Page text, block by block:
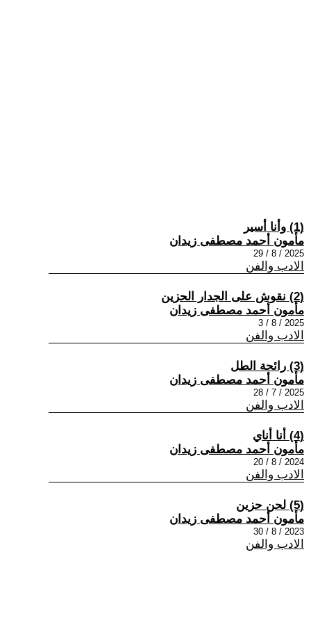
(1) وأنا أسير
مأمون أحمد مصطفى زيدان
2025 / 8 / 29
الادب والفن
(2) نقوش على الجدار الحزين
مأمون أحمد مصطفى زيدان
2025 / 8 / 3
الادب والفن
(3) رائحة الطل
مأمون أحمد مصطفى زيدان
2025 / 7 / 28
الادب والفن
(4) أنا أناي
مأمون أحمد مصطفى زيدان
2024 / 8 / 20
الادب والفن
(5) لحن حزين
مأمون أحمد مصطفى زيدان
2023 / 8 / 30
الادب والفن